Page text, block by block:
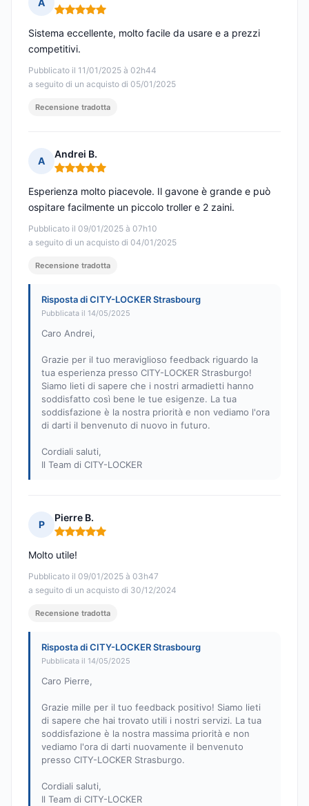
A
Nota: 5 su 5
Pubblicato il 11/01/2025 à 02h44
a seguito di un acquisto di 05/01/2025
Sistema eccellente, molto facile da usare e a prezzi
competitivi.
Recensione tradotta
A
Andrei B.
Nota: 5 su 5
Pubblicato il 09/01/2025 à 07h10
a seguito di un acquisto di 04/01/2025
Esperienza molto piacevole. Il gavone è grande e può
ospitare facilmente un piccolo troller e 2 zaini.
Recensione tradotta
Risposta di CITY-LOCKER Strasbourg
Pubblicata il 14/05/2025
Caro Andrei,
Grazie per il tuo meraviglioso feedback riguardo la
tua esperienza presso CITY-LOCKER Strasburgo!
Siamo lieti di sapere che i nostri armadietti hanno
soddisfatto così bene le tue esigenze. La tua
soddisfazione è la nostra priorità e non vediamo l'ora
di darti il benvenuto di nuovo in futuro.
Cordiali saluti,
Il Team di CITY-LOCKER
P
Pierre B.
Nota: 5 su 5
Pubblicato il 09/01/2025 à 03h47
a seguito di un acquisto di 30/12/2024
Molto utile!
Recensione tradotta
Risposta di CITY-LOCKER Strasbourg
Pubblicata il 14/05/2025
Caro Pierre,
Grazie mille per il tuo feedback positivo! Siamo lieti
di sapere che hai trovato utili i nostri servizi. La tua
soddisfazione è la nostra massima priorità e non
vediamo l'ora di darti nuovamente il benvenuto
presso CITY-LOCKER Strasburgo.
Cordiali saluti,
Il Team di CITY-LOCKER